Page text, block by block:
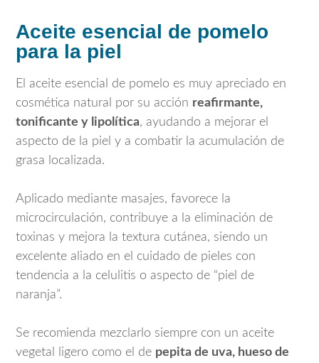
Aceite esencial de pomelo
para la piel
El aceite esencial de pomelo es muy apreciado en
cosmética natural por su acción reafirmante,
tonificante y lipolítica, ayudando a mejorar el
aspecto de la piel y a combatir la acumulación de
grasa localizada.
Aplicado mediante masajes, favorece la
microcirculación, contribuye a la eliminación de
toxinas y mejora la textura cutánea, siendo un
excelente aliado en el cuidado de pieles con
tendencia a la celulitis o aspecto de “piel de
naranja”.
Se recomienda mezclarlo siempre con un aceite
vegetal ligero como el de pepita de uva, hueso de